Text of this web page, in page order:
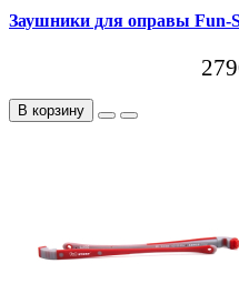
Заушники для оправы Fun-
В корзину